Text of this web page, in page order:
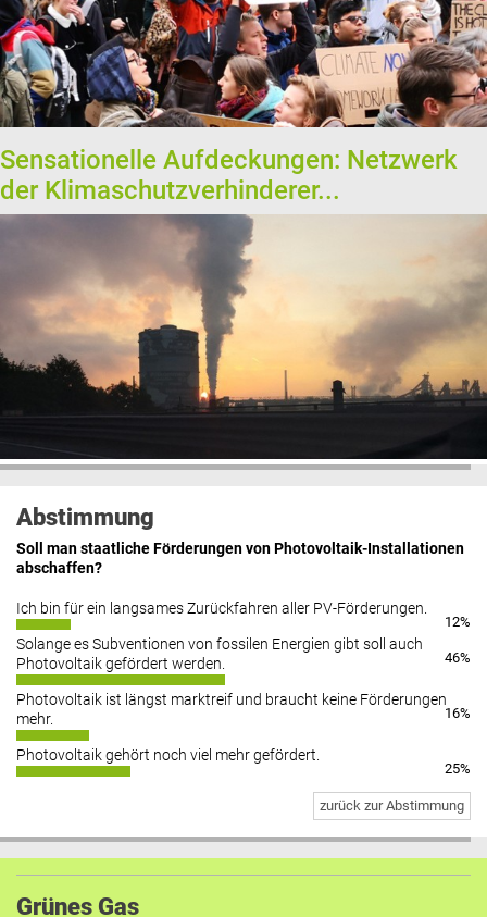
Sensationelle Aufdeckungen: Netzwerk
der Klimaschutzverhinderer...
Abstimmung
Soll man staatliche Förderungen von Photovoltaik-Installationen
abschaffen?
Ich bin für ein langsames Zurückfahren aller PV-Förderungen.
12%
Solange es Subventionen von fossilen Energien gibt soll auch
Photovoltaik gefördert werden.
46%
Photovoltaik ist längst marktreif und braucht keine Förderungen
mehr.
16%
Photovoltaik gehört noch viel mehr gefördert.
25%
zurück zur Abstimmung
Grünes Gas